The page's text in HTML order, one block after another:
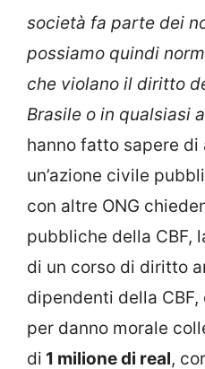
società fa parte dei
possiamo quindi
che violano il diritto
Brasile o in qualsiasi
hanno fatto sapere
un’azione civile
con altre ONG
pubbliche della CBF,
di un corso di diritto
dipendenti della
per danno morale
di 1 milione di real,